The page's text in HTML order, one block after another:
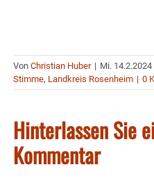
Von Christian Huber | Mi. 14.2.2024
Stimme, Landkreis Rosenheim | 0
Hinterlassen Sie
Kommentar